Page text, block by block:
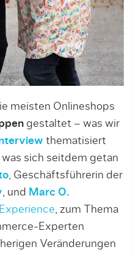
meisten Onlineshops
gestaltet – was wir
thematisiert
sich seitdem getan
, Geschäftsführerin der
, und Marc O.
, zum Thema
Experten
Veränderungen